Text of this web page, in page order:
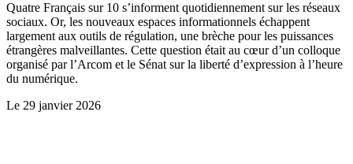
Quatre Français sur 10 s’informent quotidiennement sur les réseaux
sociaux. Or, les nouveaux espaces informationnels échappent
largement aux outils de régulation, une brèche pour les puissances
étrangères malveillantes. Cette question était au cœur d’un colloque
organisé par l’Arcom et le Sénat sur la liberté d’expression à l’heure
du numérique.
Le 29 janvier 2026